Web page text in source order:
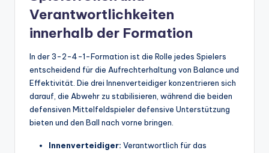
Verantwortlichkeiten
innerhalb der Formation
In der 3-2-4-1-Formation ist die Rolle jedes Spielers
entscheidend für die Aufrechterhaltung von Balance und
Effektivität. Die drei Innenverteidiger konzentrieren sich
darauf, die Abwehr zu stabilisieren, während die beiden
defensiven Mittelfeldspieler defensive Unterstützung
bieten und den Ball nach vorne bringen.
Innenverteidiger: Verantwortlich für das